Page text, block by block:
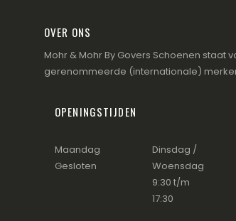
OVER ONS
Mohr & Mohr By Govers Schoenen
gerenommeerde (internationale)
OPENINGSTIJDEN
Maandag
Gesloten
Dinsdag /
Woensdag
9:30 t/m
17:30